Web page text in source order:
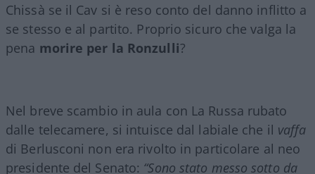
Chissà se il Cav si è reso conto del danno inflitto a
se stesso e al partito. Proprio sicuro che valga la
pena morire per la Ronzulli?
Nel breve scambio in aula con La Russa rubato
dalle telecamere, si intuisce dal labiale che il vaffa
di Berlusconi non era rivolto in particolare al neo
presidente del Senato: “Sono stato messo sotto da